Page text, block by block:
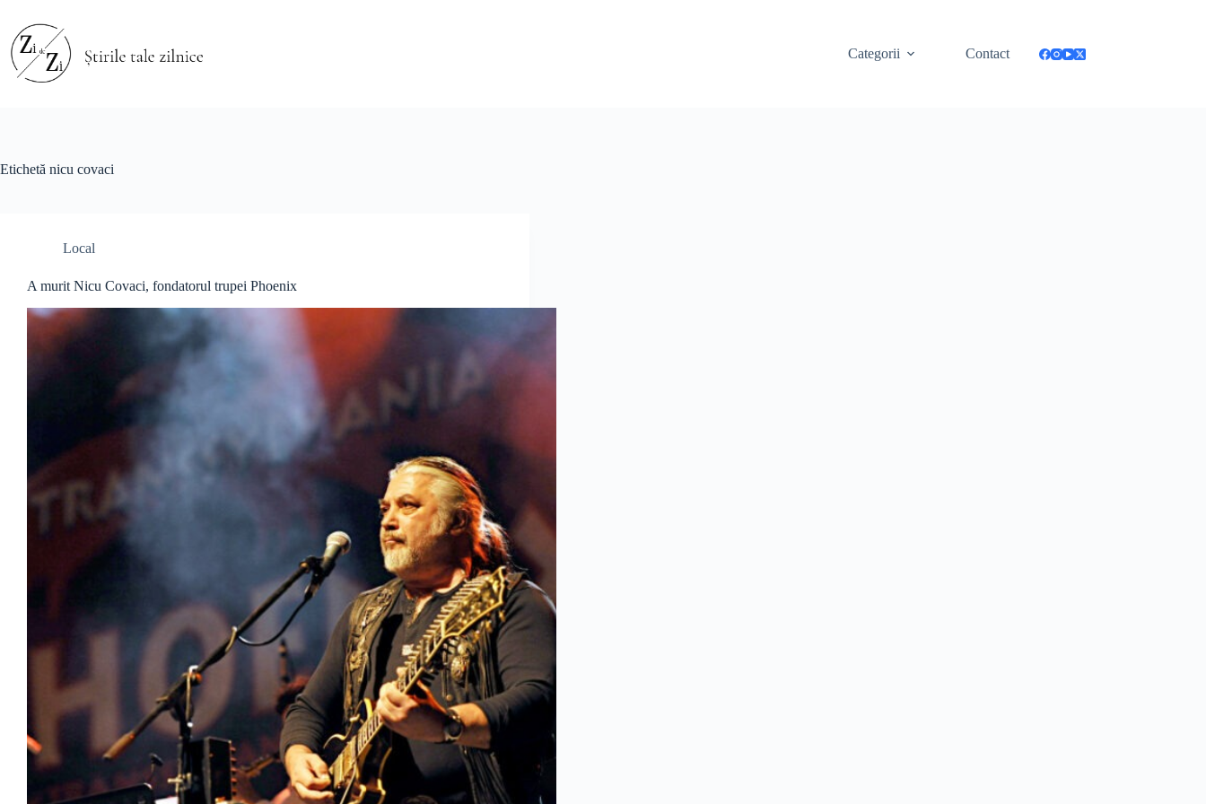
conținut
Categorii
Contact
Etichetă nicu covaci
Local
A murit Nicu Covaci, fondatorul trupei Phoenix